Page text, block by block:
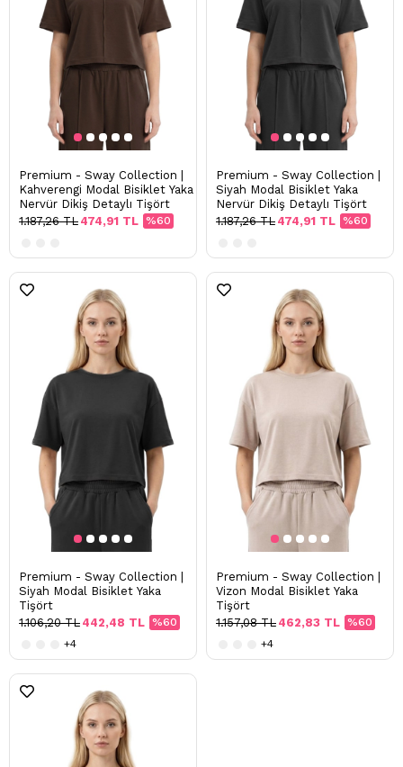
Premium - Sway Collection |
Kahverengi Modal Bisiklet Yaka
Nervür Dikiş Detaylı Tişört
%60
474,91 TL
1.187,26 TL
Premium - Sway Collection |
Siyah Modal Bisiklet Yaka
Nervür Dikiş Detaylı Tişört
%60
474,91 TL
1.187,26 TL
Premium - Sway Collection |
Siyah Modal Bisiklet Yaka
Tişört
%60
442,48 TL
1.106,20 TL
+4
Premium - Sway Collection |
Vizon Modal Bisiklet Yaka
Tişört
%60
462,83 TL
1.157,08 TL
+4